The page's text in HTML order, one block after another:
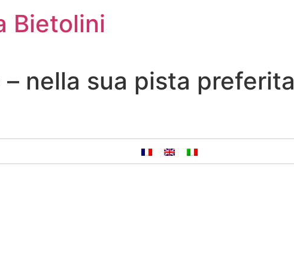
Bietolini
nella sua pista preferita